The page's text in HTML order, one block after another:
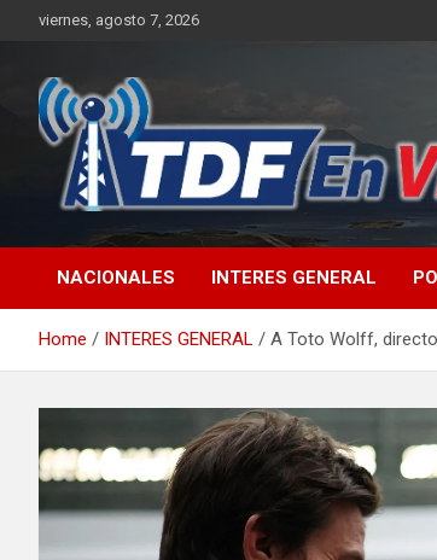
viernes, agosto 7, 2026
NACIONALES INTERES GENERAL
Home INTERES GENERAL A Toto Wolff,